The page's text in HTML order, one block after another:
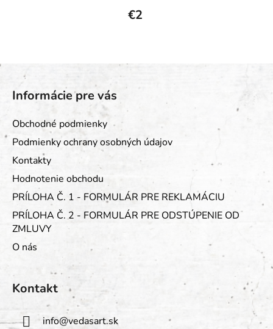
produktu
hviezdičiek.
€2
Z
Informácie pre vás
Obchodné podmienky
Podmienky ochrany osobných údajov
Kontakty
Hodnotenie obchodu
PRÍLOHA Č. 1 - FORMULÁR PRE REKLAMÁCIU
PRÍLOHA Č. 2 - FORMULÁR PRE ODSTÚPENIE OD
ZMLUVY
O nás
Kontakt
info@vedasart.sk